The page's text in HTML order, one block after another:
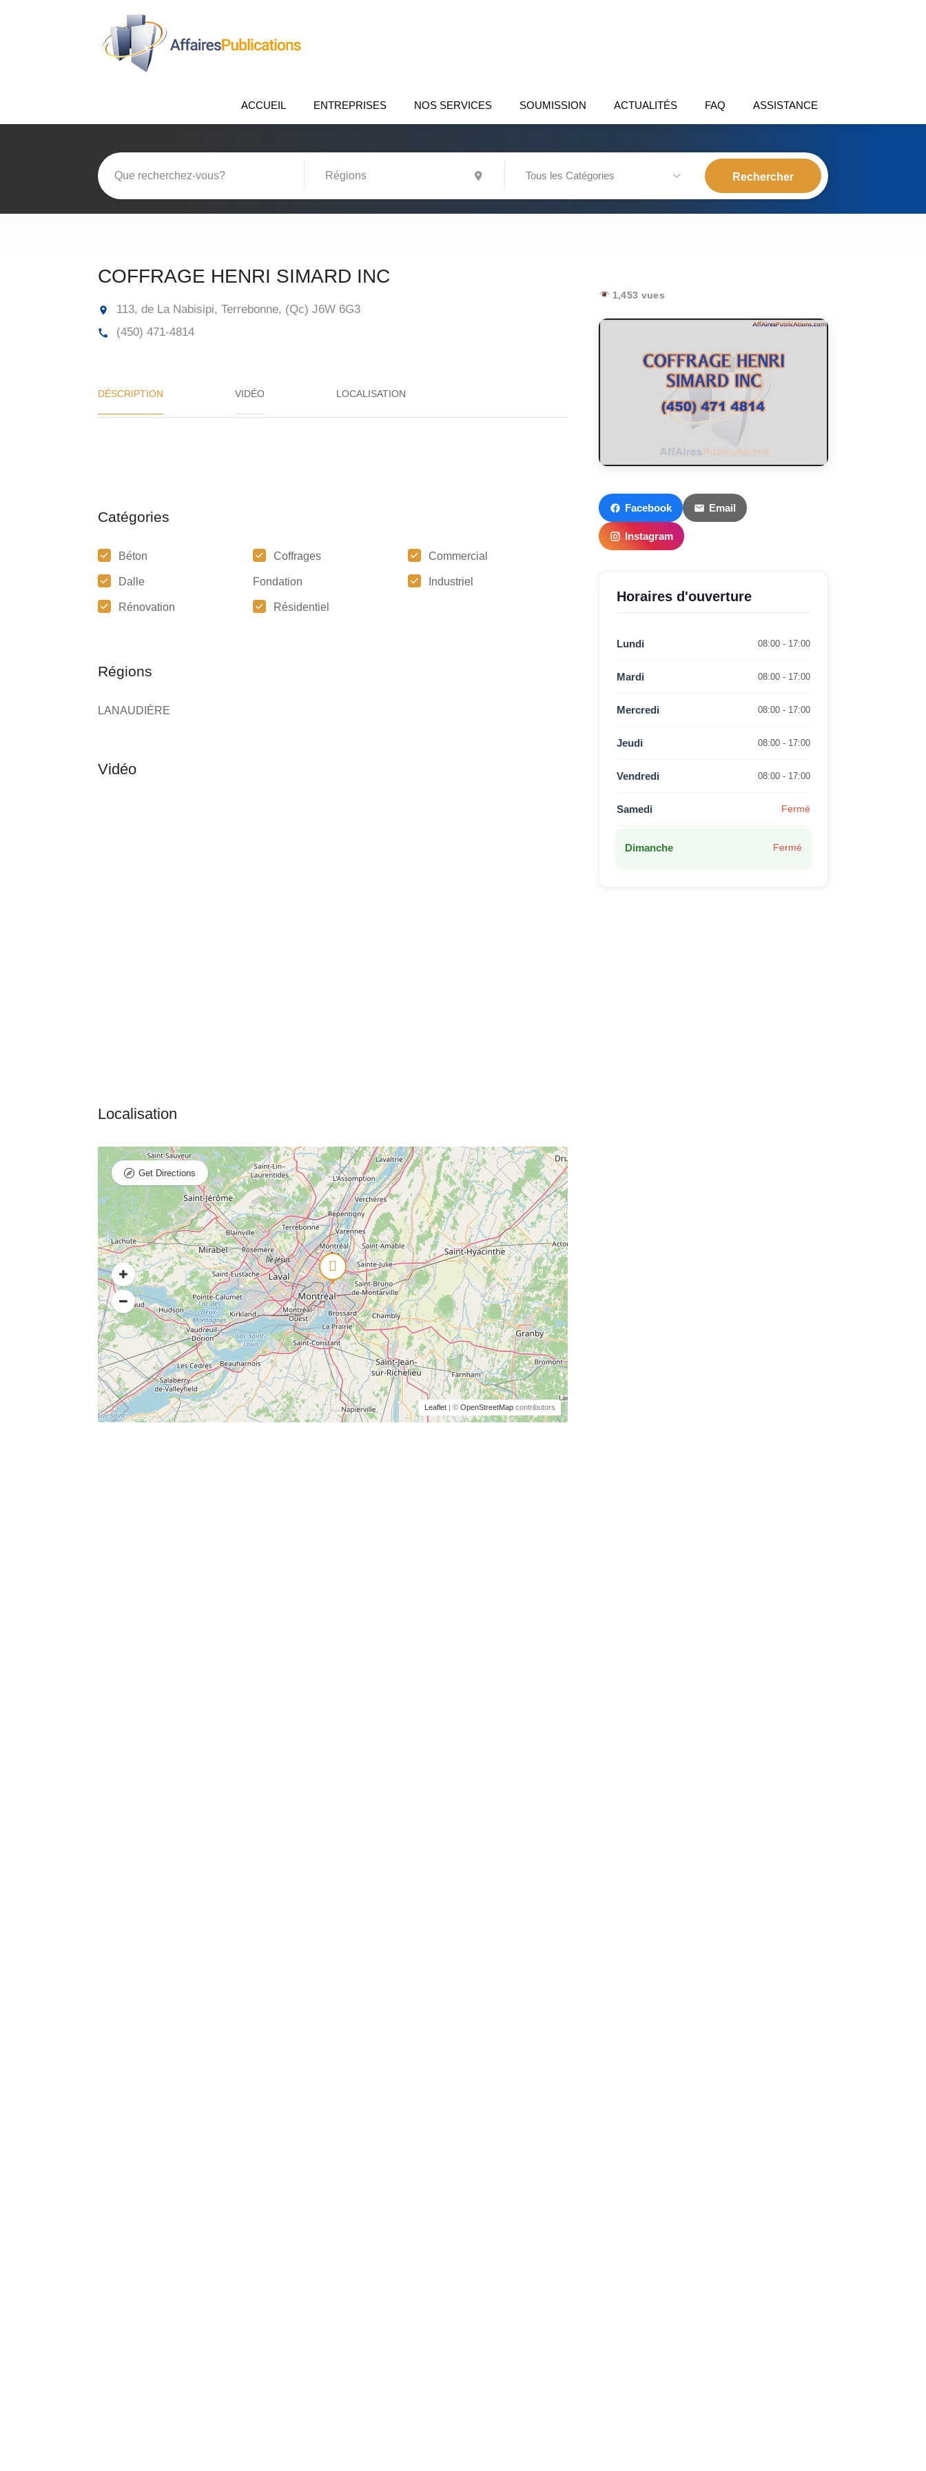
ACCUEIL ENTREPRISES NOS SERVICES SOUMISSION ACTUALITÉS FAQ ASSISTANCE
Tous les Catégories
COFFRAGE HENRI SIMARD INC
113, de La Nabisipi, Terrebonne, (Qc) J6W 6G3
(450) 471-4814
DÉSCRIPTION VIDÉO
Catégories
Béton Coffrages Commercial
Dalle Fondation Industriel
Rénovation Résidentiel
Régions
LANAUDIÈRE
Leaflet| © OpenStreetMapcontributors
Get Directions
1,453 vues
Facebook Email
Instagram
Horaires d'ouverture
Lundi 08:00 - 17:00
Mardi 08:00 - 17:00
Mercredi 08:00 - 17:00
Jeudi 08:00 - 17:00
Vendredi 08:00 - 17:00
Samedi Fermé
Dimanche Fermé